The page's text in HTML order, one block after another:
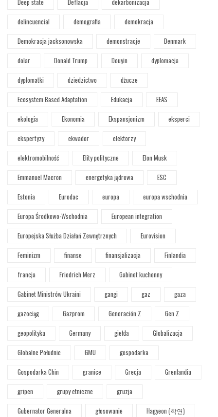
Deep state Deflacja
dekarbonizacja
delincuencial
demografia
demokracja
Demokracja jacksonowska
demonstracje
Denmark
dolar
Donald Trump Douyin
dyplomacja
dyplomatki
dziedzictwo
dżucze
Ecosystem Based Adaptation
Edukacja
EEAS
ekologia
Ekonomia Ekspansjonizm
eksperci
ekspertyzy
ekwador
elektorzy
elektromobilność
Elity polityczne
Elon Musk
Emmanuel Macron
energetyka jądrowa
ESC
Estonia
Eurodac europa
europa wschodnia
Europa Środkowo-Wschodnia
European integration
Europejska Służba Działań Zewnętrznych
Eurovision
Feminizm
finanse finansjalizacja
Finlandia
francja
Friedrich Merz
Gabinet kuchenny
Gabinet Ministrów Ukraini
gangi gaz
gaza
gazociąg
Gazprom Generación Z
Gen Z
geopolityka
Germany giełda
Globalizacja
Globalne Południe
GMU
gospodarka
Gospodarka Chin
granice Grecja
Grenlandia
gripen
grupy etniczne
gruzja
Gubernator Generalna
głosowanie
Hagyeon (학연)